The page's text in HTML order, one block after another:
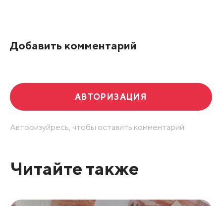
Добавить комментарий
АВТОРИЗАЦИЯ
Авторизуйресь, чтобы оставить комментарий.
Читайте также